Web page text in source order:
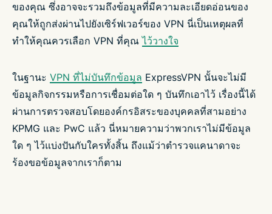
ของคุณ ซึ่งอาจจะรวมถึงข้อมูลที่มีความละเอียดอ่อนของ
คุณให้ถูกส่งผ่านไปยังเซิร์ฟเวอร์ของ VPN นี่เป็นเหตุผลที่
ทำให้คุณควรเลือก VPN ที่คุณไว้วางใจ
ในฐานะ VPN ที่ไม่บันทึกข้อมูล ExpressVPN นั้นจะไม่มี
ข้อมูลกิจกรรมหรือการเชื่อมต่อใด ๆ บันทึกเอาไว้ เรื่องนี้ได้
ผ่านการตรวจสอบโดยองค์กรอิสระของบุคคลที่สามอย่าง
KPMG และ PwC แล้ว นี่หมายความว่าพวกเราไม่มีข้อมูล
ใด ๆ ไว้แบ่งปันกับใครทั้งสิ้น ถึงแม้ว่าตำรวจแคนาดาจะ
ร้องขอข้อมูลจากเราก็ตาม